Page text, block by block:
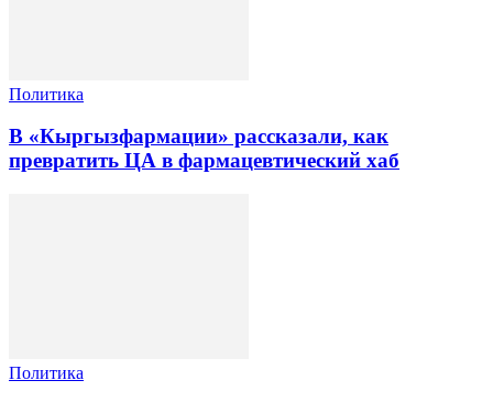
Политика
В «Кыргызфармации» рассказали, как
превратить ЦА в фармацевтический хаб
Политика